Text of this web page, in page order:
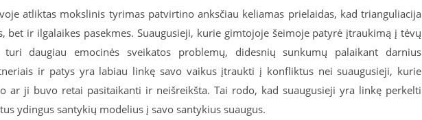
atliktas mokslinis tyrimas patvirtino anksčiau keliamas prielaidas, kad trianguliacija
bet ir ilgalaikes pasekmes. Suaugusieji, kurie gimtojoje šeimoje patyrė įtraukimą į tėvų
daugiau emocinės sveikatos problemų, didesnių sunkumų palaikant darnius
ir patys yra labiau linkę savo vaikus įtraukti į konfliktus nei suaugusieji, kurie
ar ji buvo retai pasitaikanti ir neišreikšta. Tai rodo, kad suaugusieji yra linkę perkelti
ydingus santykių modelius į savo santykius suaugus.